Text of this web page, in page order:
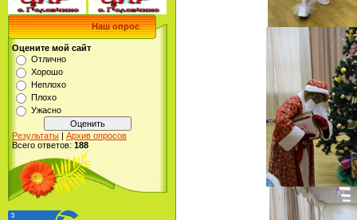
Наш опрос
Оцените мой сайт
Отлично
Хорошо
Неплохо
Плохо
Ужасно
Результаты | Архив опросов
Всего ответов: 188